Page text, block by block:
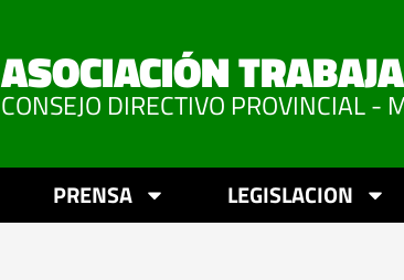
ASOCIACIÓN
CONSEJO DIRECTIVO PROVINCIAL -
PRENSA LEGISLACION